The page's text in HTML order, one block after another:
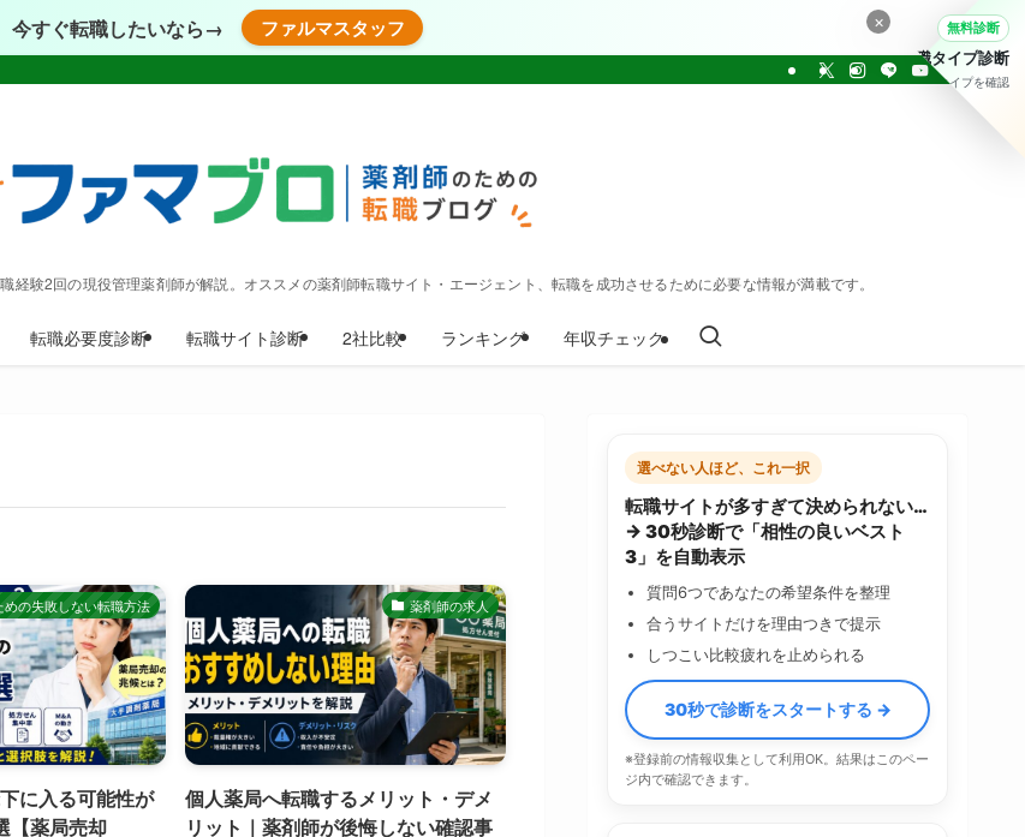
今すぐ転職したいなら→ ファルマスタッフ
験2回の現役管理薬剤師が解説。オススメの薬剤師転職サイト・エージェント、転職を成功させるために必要な情報が満載です。
転職必要度診断 転職サイト診断 2社比較 ランキング 年収チェック
めの失敗しない転職方法
に入る可能性が
【薬局売却
薬剤師の求人
個人薬局へ転職するメリット・デメ
リット｜薬剤師が後悔しない確認事
選べない人ほど、これ一択
転職サイトが多すぎて決められない…
→ 30秒診断で「相性の良いベスト
3」を自動表示
質問6つであなたの希望条件を整理
合うサイトだけを理由つきで提示
しつこい比較疲れを止められる
30秒で診断をスタートする →
※登録前の情報収集として利用OK。結果はこのペー
ジ内で確認できます。
× 無料診断
転職タイプ診断
30問でタイプを確認